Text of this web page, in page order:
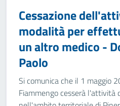
Cessazione
modalità per
un altro medico -
Paolo
Si comunica che il 1 maggio
Fiammengo cesserà l'attività